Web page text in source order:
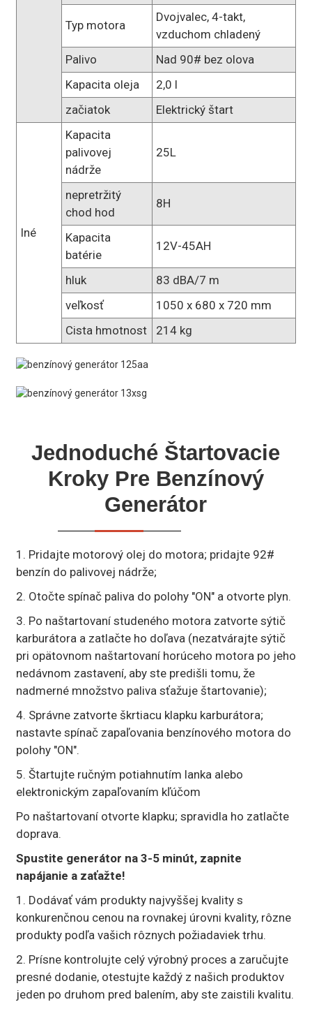
Typ motora
Dvojvalec, 4-takt,
vzduchom chladený
Palivo
Nad 90# bez olova
Kapacita oleja
2,0 l
začiatok
Elektrický štart
Iné
Kapacita
palivovej
nádrže
25L
nepretržitý
chod hod
8H
Kapacita
batérie
12V-45AH
hluk
83 dBA/7 m
veľkosť
1050 x 680 x 720 mm
Cista hmotnost
214 kg
Jednoduché Štartovacie
Kroky Pre Benzínový
Generátor
1. Pridajte motorový olej do motora; pridajte 92#
benzín do palivovej nádrže;
2. Otočte spínač paliva do polohy "ON" a otvorte plyn.
3. Po naštartovaní studeného motora zatvorte sýtič
karburátora a zatlačte ho doľava (nezatvárajte sýtič
pri opätovnom naštartovaní horúceho motora po jeho
nedávnom zastavení, aby ste predišli tomu, že
nadmerné množstvo paliva sťažuje štartovanie);
4. Správne zatvorte škrtiacu klapku karburátora;
nastavte spínač zapaľovania benzínového motora do
polohy "ON".
5. Štartujte ručným potiahnutím lanka alebo
elektronickým zapaľovaním kľúčom
Po naštartovaní otvorte klapku; spravidla ho zatlačte
doprava.
Spustite generátor na 3-5 minút, zapnite
napájanie a zaťažte!
1. Dodávať vám produkty najvyššej kvality s
konkurenčnou cenou na rovnakej úrovni kvality, rôzne
produkty podľa vašich rôznych požiadaviek trhu.
2. Prísne kontrolujte celý výrobný proces a zaručujte
presné dodanie, otestujte každý z našich produktov
jeden po druhom pred balením, aby ste zaistili kvalitu.